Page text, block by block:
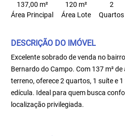
137,00 m²
Área Principal
120 m²
Área Lote
2
Quartos
DESCRIÇÃO DO IMÓVEL
Excelente sobrado de venda no
Bernardo do Campo. Com 137 m²
terreno, oferece 2 quartos, 1 suíte e
edícula. Ideal para quem busca
localização privilegiada.